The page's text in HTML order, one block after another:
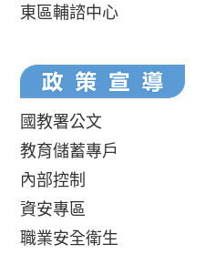
東區輔諮中心
國教署公文
教育儲蓄專戶
內部控制
資安專區
職業安全衛生